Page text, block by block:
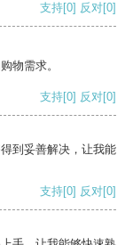
支持[0] 反对[0]
物需求。
支持[0] 反对[0]
到妥善解决，让我能
支持[0] 反对[0]